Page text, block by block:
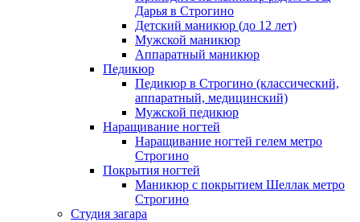
Дарья в Строгино
Детский маникюр (до 12 лет)
Мужской маникюр
Аппаратный маникюр
Педикюр
Педикюр в Строгино (классический,
аппаратный, медицинский)
Мужской педикюр
Наращивание ногтей
Наращивание ногтей гелем метро
Строгино
Покрытия ногтей
Маникюр с покрытием Шеллак метро
Строгино
Студия загара